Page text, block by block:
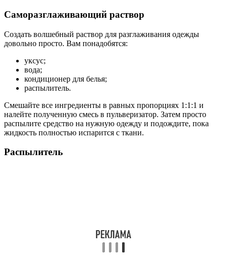
Саморазглаживающий раствор
Создать волшебный раствор для разглаживания одежды
довольно просто. Вам понадобятся:
уксус;
вода;
кондиционер для белья;
распылитель.
Смешайте все ингредиенты в равных пропорциях 1:1:1 и
налейте полученную смесь в пульверизатор. Затем просто
распылите средство на нужную одежду и подождите, пока
жидкость полностью испарится с ткани.
Распылитель